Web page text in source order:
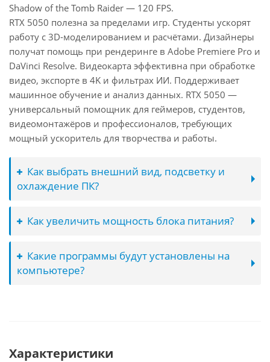
Shadow of the Tomb Raider — 120 FPS.
RTX 5050 полезна за пределами игр. Студенты ускорят
работу с 3D-моделированием и расчётами. Дизайнеры
получат помощь при рендеринге в Adobe Premiere Pro и
DaVinci Resolve. Видеокарта эффективна при обработке
видео, экспорте в 4K и фильтрах ИИ. Поддерживает
машинное обучение и анализ данных. RTX 5050 —
универсальный помощник для геймеров, студентов,
видеомонтажёров и профессионалов, требующих
мощный ускоритель для творчества и работы.
Как выбрать внешний вид, подсветку и
охлаждение ПК?
Как увеличить мощность блока питания?
Какие программы будут установлены на
компьютере?
Характеристики